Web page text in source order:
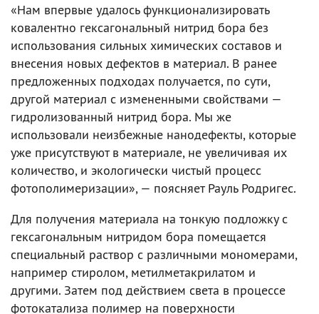
«Нам впервые удалось функционализировать
ковалентно гексагональный нитрид бора без
использования сильных химических составов и
внесения новых дефектов в материал. В ранее
предложенных подходах получается, по сути,
другой материал с измененными свойствами —
гидролизованный нитрид бора. Мы же
использовали неизбежные нанодефекты, которые
уже присутствуют в материале, не увеличивая их
количество, и экологически чистый процесс
фотополимеризации», — поясняет Рауль Родригес.
Для получения материала на тонкую подложку с
гексагональным нитридом бора помещается
специальный раствор с различными мономерами,
например стиролом, метилметакрилатом и
другими. Затем под действием света в процессе
фотокатализа полимер на поверхности